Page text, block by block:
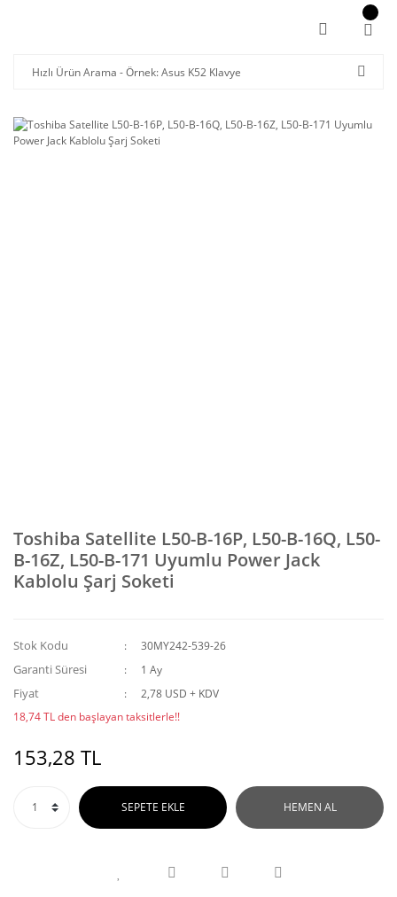
Toshiba Satellite L50-B-16P, L50-B-16Q, L50-
B-16Z, L50-B-171 Uyumlu Power Jack
Kablolu Şarj Soketi
Stok Kodu 30MY242-539-26
Garanti Süresi 1 Ay
Fiyat
2,78 USD + KDV
18,74 TL den başlayan taksitlerle!!
153,28 TL
SEPETE EKLE HEMEN AL